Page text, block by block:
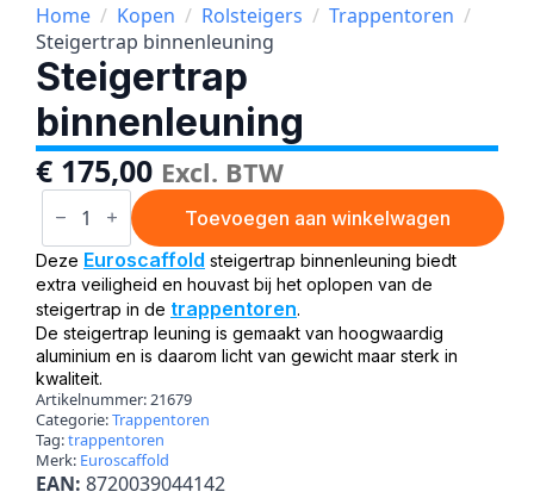
Home Kopen Rolsteigers
Trappentoren
Steigertrap binnenleuning
Steigertrap
binnenleuning
€ 175,00 Excl. BTW
Steigertrap
binnenleuning Toevoegen aan winkelwagen
Deze Euroscaffold steigertrap binnenleuning biedt
extra veiligheid en houvast bij het oplopen van de
steigertrap in de trappentoren.
De steigertrap leuning is gemaakt van hoogwaardig
aluminium en is daarom licht van gewicht maar sterk in
kwaliteit.
Artikelnummer: 21679
Categorie:Trappentoren
Tag:trappentoren
Merk: Euroscaffold
EAN: 8720039044142